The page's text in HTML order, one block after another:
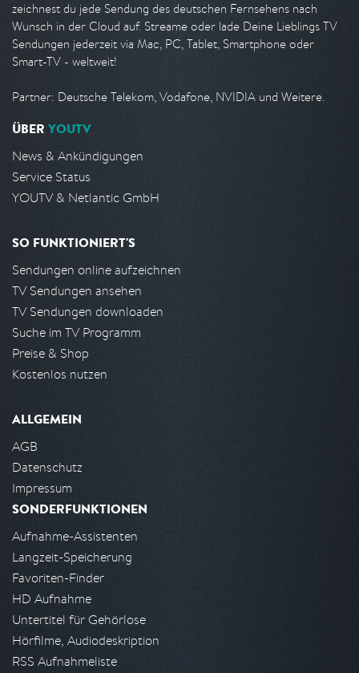
zeichnest du jede Sendung des deutschen Fernsehens nach
Wunsch in der Cloud auf. Streame oder lade Deine Lieblings TV
Sendungen jederzeit via Mac, PC, Tablet, Smartphone oder
Smart-TV - weltweit!
Partner: Deutsche Telekom, Vodafone, NVIDIA und Weitere.
ÜBER YOUTV
News & Ankündigungen
Service Status
YOUTV & Netlantic GmbH
SO FUNKTIONIERT'S
Sendungen online aufzeichnen
TV Sendungen ansehen
TV Sendungen downloaden
Suche im TV Programm
Preise & Shop
Kostenlos nutzen
ALLGEMEIN
AGB
Datenschutz
Impressum
SONDERFUNKTIONEN
Aufnahme-Assistenten
Langzeit-Speicherung
Favoriten-Finder
HD Aufnahme
Untertitel für Gehörlose
Hörfilme, Audiodeskription
RSS Aufnahmeliste